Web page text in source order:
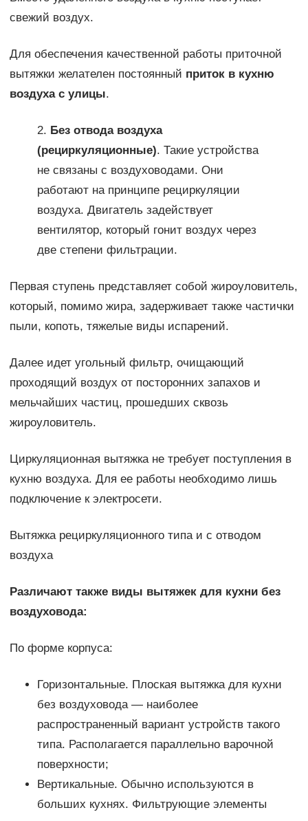
свежий воздух.
Для обеспечения качественной работы приточной
вытяжки желателен постоянный приток в кухню
воздуха с улицы.
2. Без отвода воздуха
(рециркуляционные). Такие устройства
не связаны с воздуховодами. Они
работают на принципе рециркуляции
воздуха. Двигатель задействует
вентилятор, который гонит воздух через
две степени фильтрации.
Первая ступень представляет собой жироуловитель,
который, помимо жира, задерживает также частички
пыли, копоть, тяжелые виды испарений.
Далее идет угольный фильтр, очищающий
проходящий воздух от посторонних запахов и
мельчайших частиц, прошедших сквозь
жироуловитель.
Циркуляционная вытяжка не требует поступления в
кухню воздуха. Для ее работы необходимо лишь
подключение к электросети.
Вытяжка рециркуляционного типа и с отводом
воздуха
Различают также виды вытяжек для кухни без
воздуховода:
По форме корпуса:
Горизонтальные. Плоская вытяжка для кухни
без воздуховода — наиболее
распространенный вариант устройств такого
типа. Располагается параллельно варочной
поверхности;
Вертикальные. Обычно используются в
больших кухнях. Фильтрующие элементы